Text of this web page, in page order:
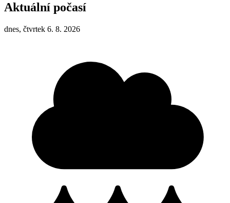
Aktuální počasí
dnes, čtvrtek 6. 8. 2026